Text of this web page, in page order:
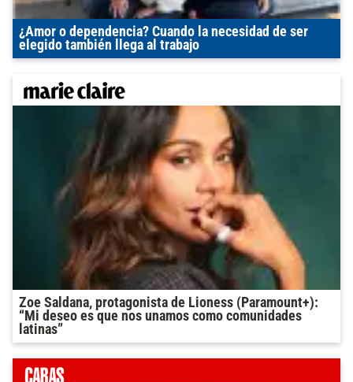
¿Amor o dependencia? Cuando la necesidad de ser
elegido también llega al trabajo
Zoe Saldana, protagonista de Lioness (Paramount+):
“Mi deseo es que nos unamos como comunidades
latinas”